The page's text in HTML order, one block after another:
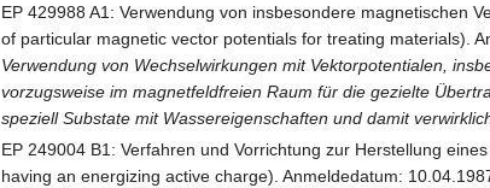
EP 429988 A1: Verwendung von insbesondere magnetischen
of particular magnetic vector potentials for treating materials).
Verwendung von Wechselwirkungen mit Vektorpotentialen,
vorzugsweise im magnetfeldfreien Raum für die gezielte
speziell Substate mit Wassereigenschaften und damit
EP 249004 B1: Verfahren und Vorrichtung zur Herstellung
having an energizing active charge). Anmeldedatum: